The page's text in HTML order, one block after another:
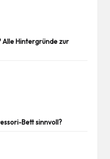
Alle Hintergründe zur
Bett sinnvoll?